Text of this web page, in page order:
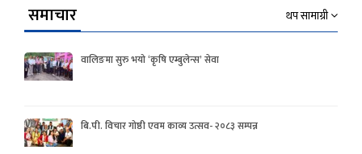
समाचार थप सामाग्री
वालिङमा सुरु भयो ‘कृषि एम्बुलेन्स’ सेवा
बि.पी. विचार गोष्ठी एवम काव्य उत्सव- २०८३ सम्पन्न